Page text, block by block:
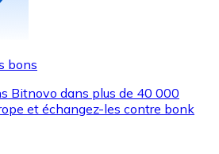
bons
Bitnovo dans plus de 40 000
et échangez-les contre bonk